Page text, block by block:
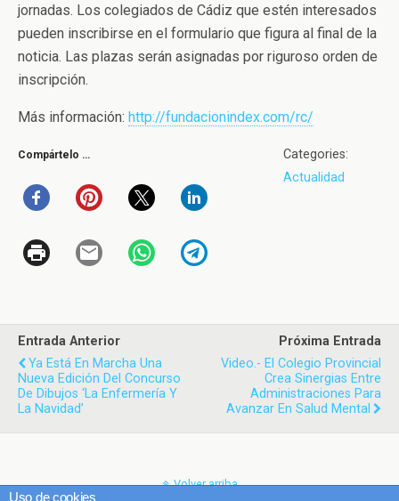
jornadas. Los colegiados de Cádiz que estén interesados
pueden inscribirse en el formulario que figura al final de la
noticia. Las plazas serán asignadas por riguroso orden de
inscripción.
Más información: http://fundacionindex.com/rc/
Compártelo …
Categories:
Actualidad
Entrada Anterior
Ya Está En Marcha Una
Nueva Edición Del Concurso
De Dibujos ‘La Enfermería Y
La Navidad’
Próxima Entrada
Video.- El Colegio Provincial
Crea Sinergias Entre
Administraciones Para
Avanzar En Salud Mental
Volver arriba
Uso de cookies